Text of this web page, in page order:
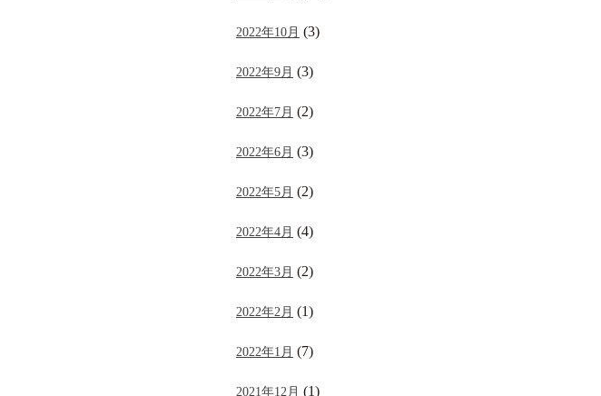
2022年10月 (3)
2022年9月 (3)
2022年7月 (2)
2022年6月 (3)
2022年5月 (2)
2022年4月 (4)
2022年3月 (2)
2022年2月 (1)
2022年1月 (7)
2021年12月 (1)